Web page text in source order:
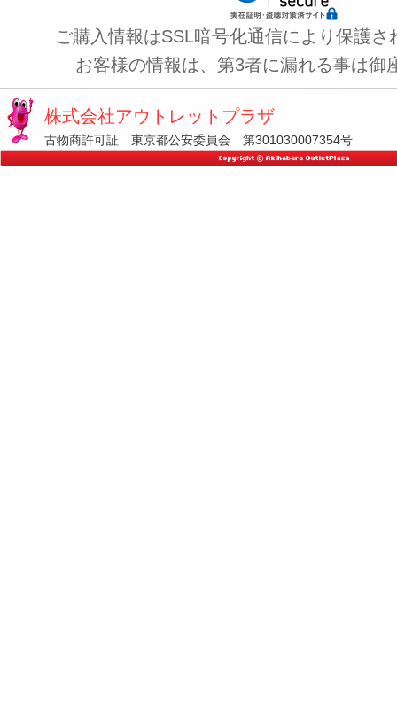
ご購入情報はSSL暗号化通信により保護さ
お客様の情報は、第3者に漏れる事は御
株式会社アウトレットプラザ
古物商許可証 東京都公安委員会 第301030007354号